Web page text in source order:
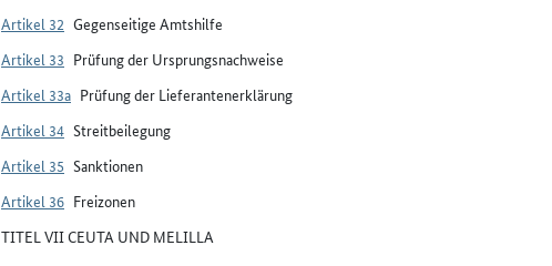
Artikel 32 Gegenseitige Amtshilfe
Artikel 33 Prüfung der Ursprungsnachweise
Artikel 33a Prüfung der Lieferantenerklärung
Artikel 34 Streitbeilegung
Artikel 35 Sanktionen
Artikel 36 Freizonen
TITEL VII CEUTA UND MELILLA